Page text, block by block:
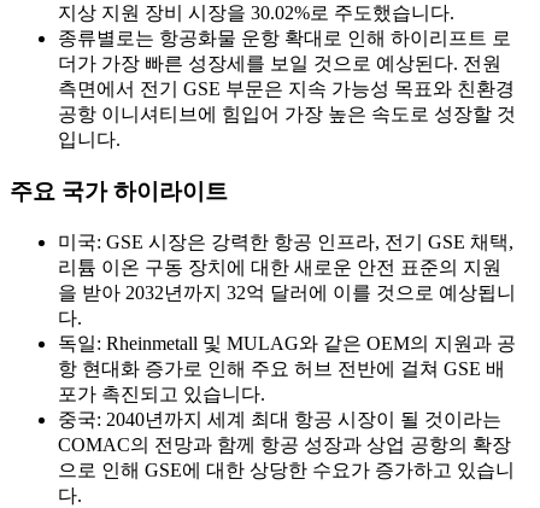
지상 지원 장비 시장을 30.02%로 주도했습니다.
종류별로는 항공화물 운항 확대로 인해 하이리프트 로
더가 가장 빠른 성장세를 보일 것으로 예상된다. 전원
측면에서 전기 GSE 부문은 지속 가능성 목표와 친환경
공항 이니셔티브에 힘입어 가장 높은 속도로 성장할 것
입니다.
주요 국가 하이라이트
미국: GSE 시장은 강력한 항공 인프라, 전기 GSE 채택,
리튬 이온 구동 장치에 대한 새로운 안전 표준의 지원
을 받아 2032년까지 32억 달러에 이를 것으로 예상됩니
다.
독일: Rheinmetall 및 MULAG와 같은 OEM의 지원과 공
항 현대화 증가로 인해 주요 허브 전반에 걸쳐 GSE 배
포가 촉진되고 있습니다.
중국: 2040년까지 세계 최대 항공 시장이 될 것이라는
COMAC의 전망과 함께 항공 성장과 상업 공항의 확장
으로 인해 GSE에 대한 상당한 수요가 증가하고 있습니
다.